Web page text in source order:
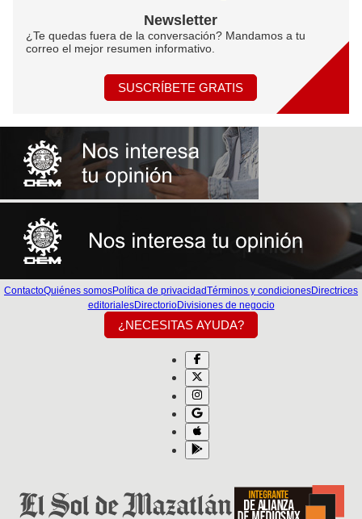
Newsletter
¿Te quedas fuera de la conversación? Mandamos a tu
correo el mejor resumen informativo.
SUSCRÍBETE GRATIS
ContactoQuiénes somosPolítica de privacidadTérminos y condicionesDirectrices
editorialesDirectorioDivisiones de negocio
¿NECESITAS AYUDA?